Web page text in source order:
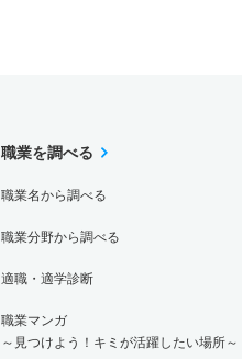
職業を調べる
職業名から調べる
職業分野から調べる
適職・適学診断
職業マンガ
～見つけよう！キミが活躍したい場所～